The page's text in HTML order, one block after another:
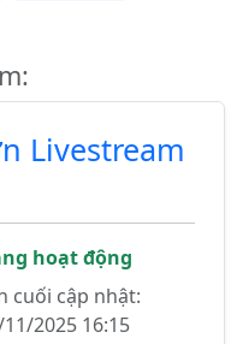
Livestream
hoạt động
cuối cập nhật:
2025 16:15